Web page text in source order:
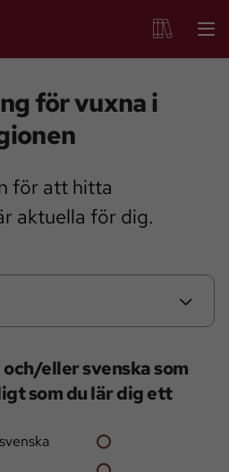
för vuxna i
för att hitta
aktuella för dig.
eller svenska som
som du lär dig ett